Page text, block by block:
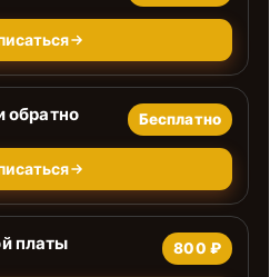
обратно Бесплатно
платы 800 ₽